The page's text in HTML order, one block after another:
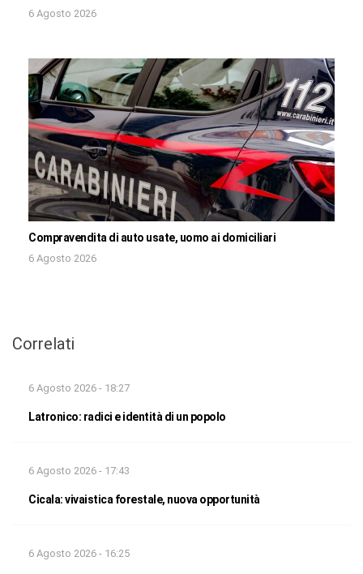
6 Agosto 2026
Compravendita di auto usate, uomo ai domiciliari
6 Agosto 2026
Correlati
6 Agosto 2026 - 18:27
Latronico: radici e identità di un popolo
6 Agosto 2026 - 17:43
Cicala: vivaistica forestale, nuova opportunità
6 Agosto 2026 - 16:25